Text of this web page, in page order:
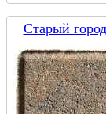
Старый